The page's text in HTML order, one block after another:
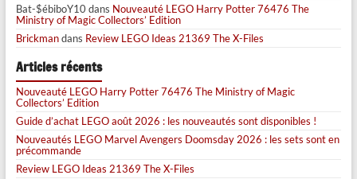
Bat-$ébiboY10dans Nouveauté LEGO Harry Potter 76476 The
Ministry of Magic Collectors’ Edition
Brickmandans Review LEGO Ideas 21369 The X-Files
Articles récents
Nouveauté LEGO Harry Potter 76476 The Ministry of Magic
Collectors’ Edition
Guide d’achat LEGO août 2026 : les nouveautés sont disponibles !
Nouveautés LEGO Marvel Avengers Doomsday 2026 : les sets sont en
précommande
Review LEGO Ideas 21369 The X-Files